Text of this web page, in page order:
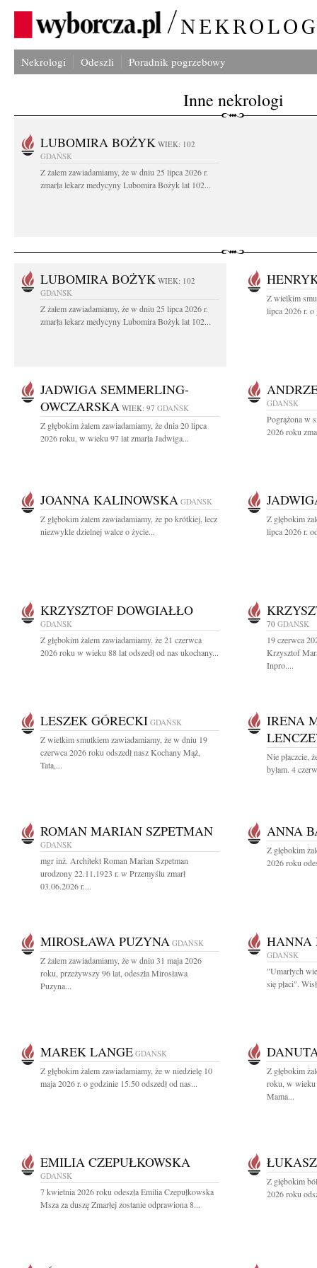
Nekrologi Odeszli Poradnik pogrzebowy
Inne nekrologi
LUBOMIRA BOŻYK WIEK: 102
GDAŃSK
Z żalem zawiadamiamy, że w dniu 25 lipca 2026 r.
zmarła lekarz medycyny Lubomira Bożyk lat 102...
LUBOMIRA BOŻYK WIEK: 102
GDAŃSK
Z żalem zawiadamiamy, że w dniu 25 lipca 2026 r.
zmarła lekarz medycyny Lubomira Bożyk lat 102...
Z wielkim
lipca 2026 r. o
JADWIGA SEMMERLING-
OWCZARSKA WIEK: 97 GDAŃSK
Z głębokim żalem zawiadamiamy, że dnia 20 lipca
2026 roku, w wieku 97 lat zmarła Jadwiga...
GDAŃSK
Pogrążona w
2026 roku
JOANNA KALINOWSKA GDAŃSK
Z głębokim żalem zawiadamiamy, że po krótkiej, lecz
niezwykle dzielnej walce o życie...
Z głębokim
lipca 2026 r.
KRZYSZTOF DOWGIAŁŁO
GDAŃSK
Z głębokim żalem zawiadamiamy, że 21 czerwca
2026 roku w wieku 88 lat odszedł od nas ukochany...
70 GDAŃSK
19 czerwca
Krzysztof
Inpro....
LESZEK GÓRECKI GDAŃSK
Z wielkim smutkiem zawiadamiamy, że w dniu 19
czerwca 2026 roku odszedł nasz Kochany Mąż,
Tata,...
IRENA
Nie płaczcie,
byłam. 4
ROMAN MARIAN SZPETMAN
GDAŃSK
mgr inż. Architekt Roman Marian Szpetman
urodzony 22.11.1923 r. w Przemyślu zmarł
03.06.2026 r....
ANNA
Z głębokim
2026 roku
MIROSŁAWA PUZYNA GDAŃSK
Z żalem zawiadamiamy, że w dniu 31 maja 2026
roku, przeżywszy 96 lat, odeszła Mirosława
Puzyna...
HANNA
GDAŃSK
"Umarłych
się płaci".
MAREK LANGE GDAŃSK
Z głębokim żalem zawiadamiamy, że w niedzielę 10
maja 2026 r. o godzinie 15.50 odszedł od nas...
Z głębokim
roku, w wieku
Mama...
EMILIA CZEPUŁKOWSKA
GDAŃSK
7 kwietnia 2026 roku odeszła Emilia Czepułkowska
Msza za duszę Zmarłej zostanie odprawiona 8...
Z głębokim
2026 roku